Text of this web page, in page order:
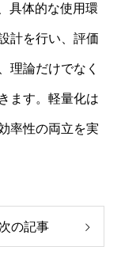
具体的な使用環
計を行い、評価
理論だけでなく
ます。軽量化は
率性の両立を実
次の記事